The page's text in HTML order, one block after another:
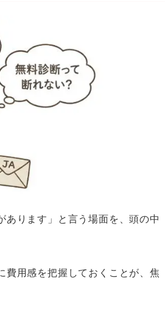
あります」と言う場面を、頭の中
費用感を把握しておくことが、焦